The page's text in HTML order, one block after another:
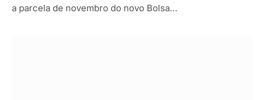
a parcela de novembro do novo Bolsa…